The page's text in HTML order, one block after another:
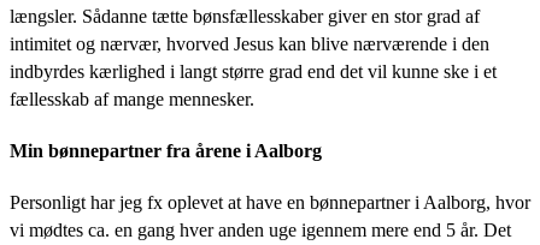
længsler. Sådanne tætte bønsfællesskaber giver en stor grad af
intimitet og nærvær, hvorved Jesus kan blive nærværende i den
indbyrdes kærlighed i langt større grad end det vil kunne ske i et
fællesskab af mange mennesker.
Min bønnepartner fra årene i Aalborg
Personligt har jeg fx oplevet at have en bønnepartner i Aalborg, hvor
vi mødtes ca. en gang hver anden uge igennem mere end 5 år. Det